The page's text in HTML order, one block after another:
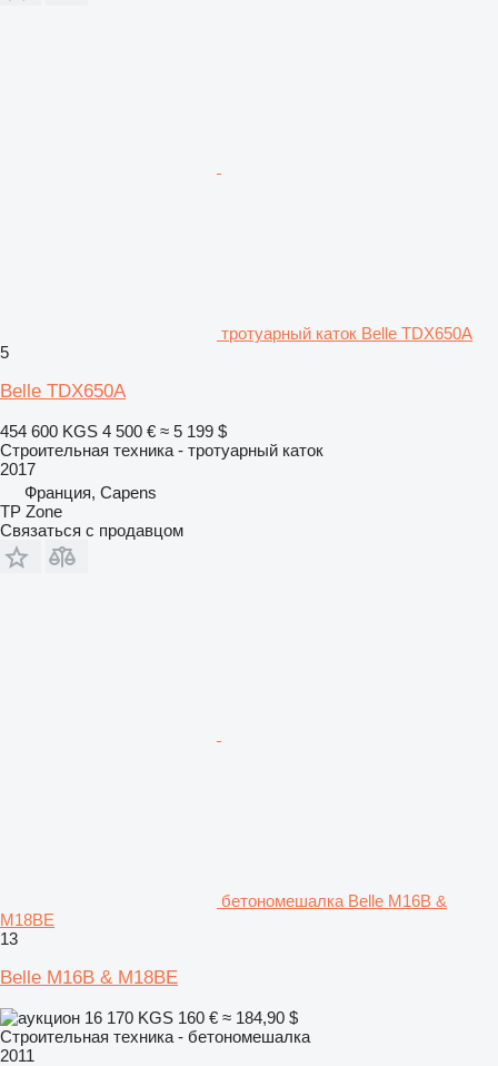
тротуарный каток Belle TDX650A
5
Belle TDX650A
454 600 KGS 4 500 € ≈ 5 199 $
Строительная техника - тротуарный каток
2017
Франция, Capens
TP Zone
Связаться с продавцом
бетономешалка Belle M16B &
M18BE
13
Belle M16B & M18BE
16 170 KGS 160 € ≈ 184,90 $
Строительная техника - бетономешалка
2011